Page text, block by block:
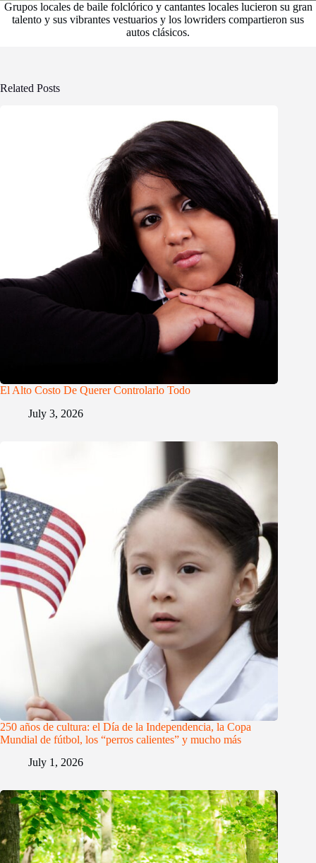
Grupos locales de baile folclórico y cantantes locales lucieron su gran
talento y sus vibrantes vestuarios y los lowriders compartieron sus
autos clásicos.
Related Posts
El Alto Costo De Querer Controlarlo Todo
July 3, 2026
250 años de cultura: el Día de la Independencia, la Copa
Mundial de fútbol, los “perros calientes” y mucho más
July 1, 2026